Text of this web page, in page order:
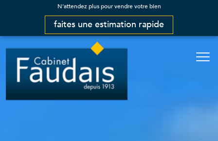
N'attendez plus pour vendre votre bien
faites une estimation rapide